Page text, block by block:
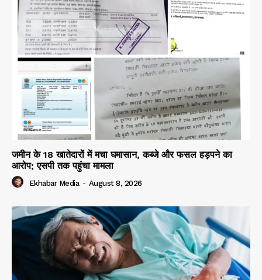
जमीन के 18 खातेदारों में मचा घमासान, कब्जे और फसल हड़पने का
आरोप; एसपी तक पहुंचा मामला
Ekhabar Media - August 8, 2026